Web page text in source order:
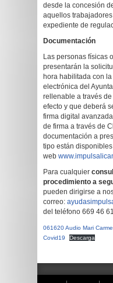
desde la concesión
aquellos
expediente de
Documentación
Las personas físicas
presentarán la
hora habilitada con
electrónica del
rellenable a través
efecto y que deberá
firma digital
de firma a través de
documentación a
tipo están
web
Para cualquier
procedimiento a
pueden dirigirse a
correo:
del teléfono 669 46
061620 Audio Mari
Covid19
Descarga